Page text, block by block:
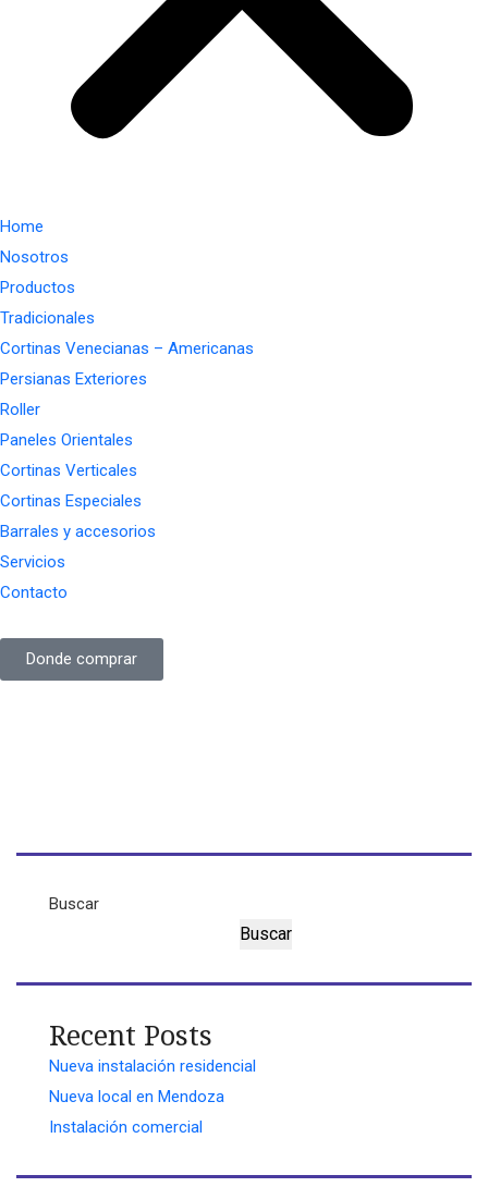
Home
Nosotros
Productos
Tradicionales
Cortinas Venecianas – Americanas
Persianas Exteriores
Roller
Paneles Orientales
Cortinas Verticales
Cortinas Especiales
Barrales y accesorios
Servicios
Contacto
Donde comprar
Buscar
Buscar
Recent Posts
Nueva instalación residencial
Nueva local en Mendoza
Instalación comercial